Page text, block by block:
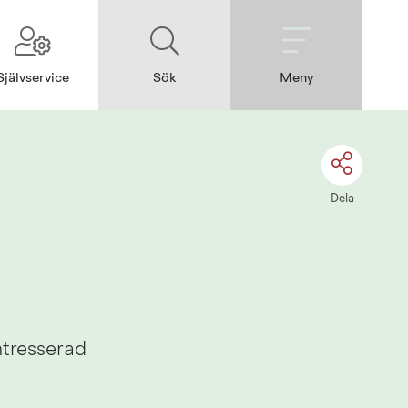
Sök Meny
Dela